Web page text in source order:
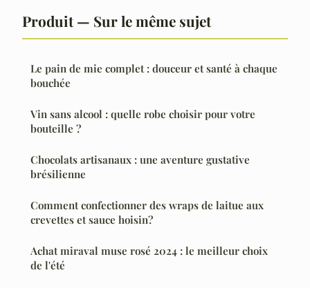
Produit — Sur le même sujet
Le pain de mie complet : douceur et santé à chaque
bouchée
Vin sans alcool : quelle robe choisir pour votre
bouteille ?
Chocolats artisanaux : une aventure gustative
brésilienne
Comment confectionner des wraps de laitue aux
crevettes et sauce hoisin?
Achat miraval muse rosé 2024 : le meilleur choix
de l'été